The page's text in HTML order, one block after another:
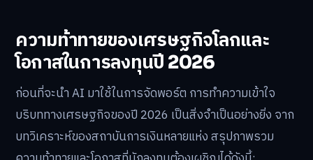
ความท้าทายของเศรษฐกิจโลกและ
โอกาสในการลงทุนปี 2026
ก่อนที่จะนำ AI มาใช้ในการจัดพอร์ต การทำความเข้าใจ
บริบททางเศรษฐกิจของปี 2026 เป็นสิ่งจำเป็นอย่างยิ่ง จาก
บทวิเคราะห์ของสถาบันการเงินหลายแห่ง สรุปภาพรวม